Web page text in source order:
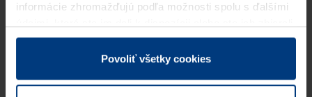
informácie zhromažďujú podľa možnosti spolu s ďalšími
v rámci Vášho využívania služieb.
Z právneho hľadiska môžeme cookies ukladať na Vašom
prevádzku tejto stránky. Pre všetky ostatné typy cookie
Povoliť všetky cookies